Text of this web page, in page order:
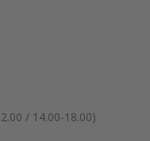
/ 14.00-18.00)